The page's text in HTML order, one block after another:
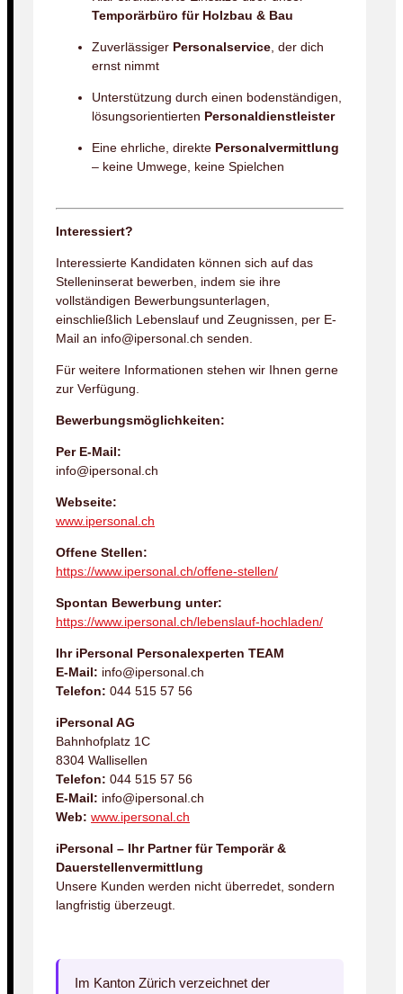
Temporärbüro für Holzbau & Bau
Zuverlässiger Personalservice , der dich
ernst nimmt
Unterstützung durch einen bodenständigen,
lösungsorientierten Personaldienstleister
Eine ehrliche, direkte Personalvermittlung
– keine Umwege, keine Spielchen
Interessiert?
Interessierte Kandidaten können sich auf das
Stelleninserat bewerben, indem sie ihre
vollständigen Bewerbungsunterlagen,
einschließlich Lebenslauf und Zeugnissen, per E-
Mail an info@ipersonal.ch senden.
Für weitere Informationen stehen wir Ihnen gerne
zur Verfügung.
Bewerbungsmöglichkeiten:
Per E-Mail:
info@ipersonal.ch
Webseite:
www.ipersonal.ch
Offene Stellen:
https://www.ipersonal.ch/offene-stellen/
Spontan Bewerbung unter:
https://www.ipersonal.ch/lebenslauf-hochladen/
Ihr iPersonal Personalexperten TEAM
E-Mail: info@ipersonal.ch
Telefon: 044 515 57 56
iPersonal AG
Bahnhofplatz 1C
8304 Wallisellen
Telefon: 044 515 57 56
E-Mail: info@ipersonal.ch
Web: www.ipersonal.ch
iPersonal – Ihr Partner für Temporär &
Dauerstellenvermittlung
Unsere Kunden werden nicht überredet, sondern
langfristig überzeugt.
Im Kanton Zürich verzeichnet der